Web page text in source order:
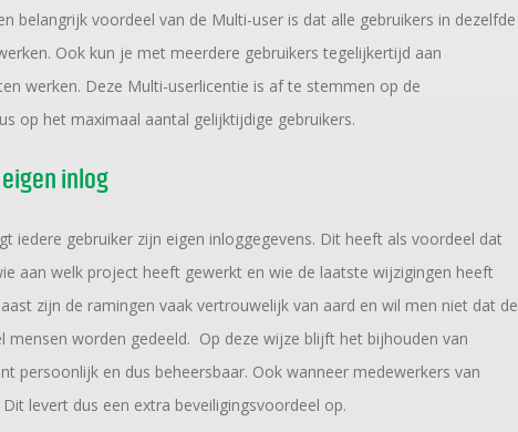
belangrijk voordeel van de Multi-user is dat alle gebruikers in dezelfde
Ook kun je met meerdere gebruikers tegelijkertijd aan
werken. Deze Multi-userlicentie is af te stemmen op de
op het maximaal aantal gelijktijdige gebruikers.
inlog
iedere gebruiker zijn eigen inloggegevens. Dit heeft als voordeel dat
aan welk project heeft gewerkt en wie de laatste wijzigingen heeft
zijn de ramingen vaak vertrouwelijk van aard en wil men niet dat de
mensen worden gedeeld. Op deze wijze blijft het bijhouden van
persoonlijk en dus beheersbaar. Ook wanneer medewerkers van
levert dus een extra beveiligingsvoordeel op.